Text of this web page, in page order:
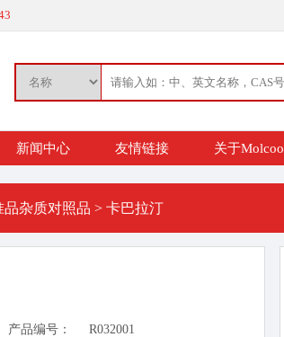
新闻中心 友情链接 关于Molcoo
品杂质对照品 > 卡巴拉汀
产品编号：
R032001